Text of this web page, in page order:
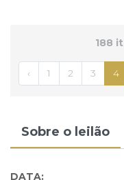
188
‹ 1 2 3 4
Sobre o leilão
DATA: